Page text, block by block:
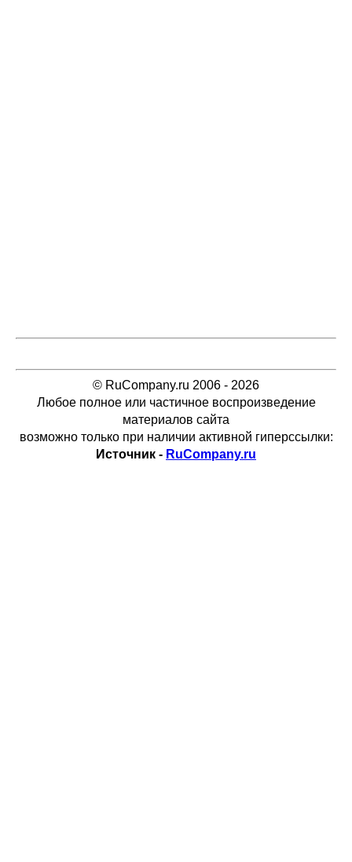
© RuCompany.ru 2006 - 2026
Любое полное или частичное воспроизведение
материалов сайта
возможно только при наличии активной гиперссылки:
Источник - RuCompany.ru